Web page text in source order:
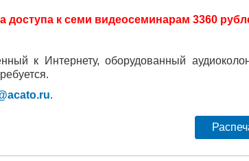
доступа к семи видеосеминарам 3360
к Интернету, оборудованный
.